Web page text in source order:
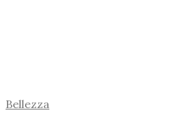
Bellezza